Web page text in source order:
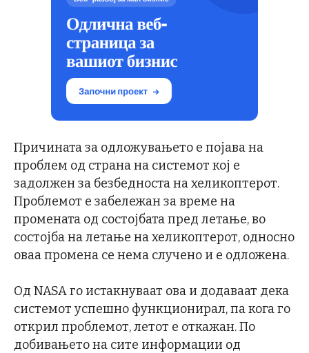
Причината за одложувањето е појава на
проблем од страна на системот кој е
задолжен за безбедноста на хеликоптерот.
Проблемот е забележан за време на
промената од состојбата пред летање, во
состојба на летање на хеликоптерот, односно
оваа промена се нема случено и е одложена.
Од NASA го истакнуваат ова и додаваат дека
системот успешно функционирал, па кога го
открил проблемот, летот е откажан. По
добивањето на сите информации од